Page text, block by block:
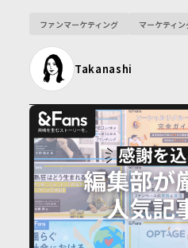
ビス「Beacapp Here（ビーキャップ
ファンマーケティング マーケティン
Takanashi